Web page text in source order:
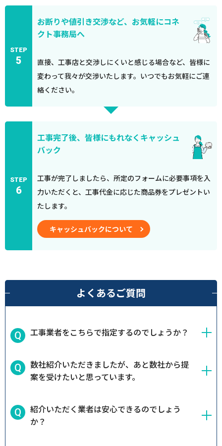
STEP
5
お断りや値引き交渉など、お気軽にコネ
クト事務局へ
直接、工事店と交渉しにくいと感じる場合など、皆様に
変わって我々が交渉いたします。いつでもお気軽にご連
絡ください。
STEP
6
工事完了後、皆様にもれなくキャッシュ
バック
工事が完了しましたら、所定のフォームに必要事項を入
力いただくと、工事代金に応じた商品券をプレゼントい
たします。
キャッシュバックについて
よくあるご質問
工事業者をこちらで指定するのでしょうか？
数社紹介いただきましたが、あと数社から提
案を受けたいと思っています。
紹介いただく業者は安心できるのでしょう
か？